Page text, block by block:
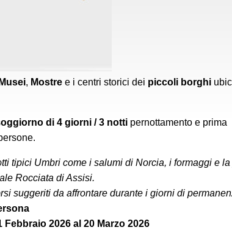
Musei, Mostre e i centri storici dei piccoli borghi
di 4 giorni / 3 notti pernottamento e prima
tipici Umbri come i salumi di Norcia, i formaggi e la
Rocciata di Assisi.
suggeriti da affrontare durante i giorni di
2026 al 20 Marzo 2026